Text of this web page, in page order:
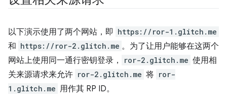
以下演示使用了两个网站，即 https://ror-1.glitch.me
和 https://ror-2.glitch.me 。为了让用户能够在这两个
网站上使用同一通行密钥登录，
ror-2.glitch.me 使用相
关来源请求来允许 ror-2.glitch.me 将 ror-
1.glitch.me 用作其 RP ID。